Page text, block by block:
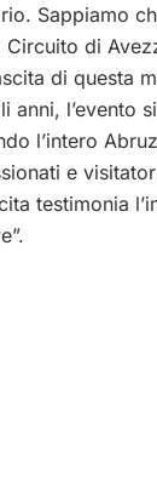
Sappiamo
di
di questa
anni, l’evento
l’intero
e
testimonia